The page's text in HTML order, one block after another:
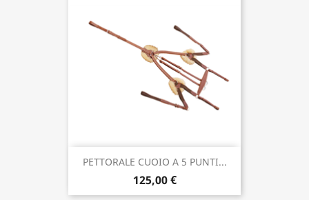
PETTORALE CUOIO A 5 PUNTI...
125,00 €